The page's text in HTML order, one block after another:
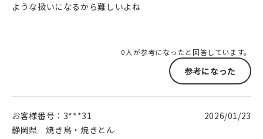
ような扱いになるから難しいよね
0人が参考になったと回答しています。
参考になった
お客様番号： 3***31
静岡県
焼き鳥・焼きとん
2026/01/23